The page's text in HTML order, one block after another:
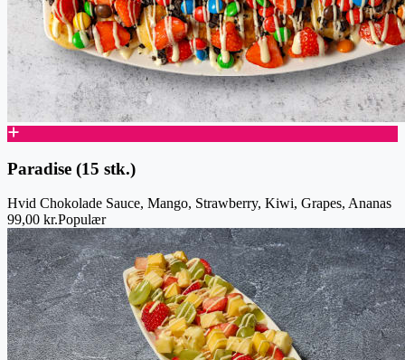
Paradise (15 stk.)
Hvid Chokolade Sauce, Mango, Strawberry, Kiwi, Grapes, Ananas
99,00 kr.Populær